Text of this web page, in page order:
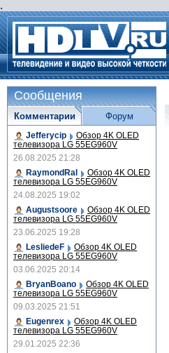
.
Сообщения
Комментарии
Jefferycip Обзор 4K OLED
телевизора LG 55EG960V
26.08.2025 21:28
RaymondRal
Обзор 4K OLED
телевизора LG 55EG960V
24.08.2025 19:02
Augustsoore
Обзор 4K OLED
телевизора LG 55EG960V
23.06.2025 19:28
LesliedeF
Обзор 4K OLED
телевизора LG 55EG960V
03.06.2025 20:14
BryanBoano
Обзор 4K OLED
телевизора LG 55EG960V
09.03.2025 21:51
Eugenrex
Обзор 4K OLED
телевизора LG 55EG960V
29.01.2025 22:36
Форум